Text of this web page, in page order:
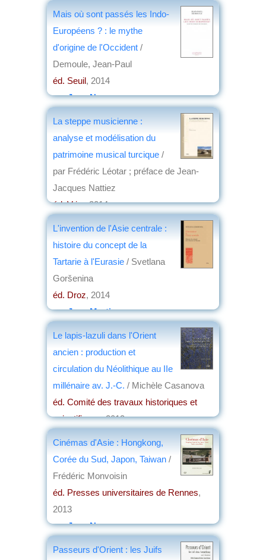
Mais où sont passés les Indo-
Européens ? : le mythe
d'origine de l'Occident /
Demoule, Jean-Paul
éd. Seuil, 2014
parJean Nemo
La steppe musicienne :
analyse et modélisation du
patrimoine musical turcique /
par Frédéric Léotar ; préface de Jean-
Jacques Nattiez
éd. Vrin, 2014
L'invention de l'Asie centrale :
histoire du concept de la
Tartarie à l'Eurasie / Svetlana
Goršenina
éd. Droz, 2014
parJean Martin
Le lapis-lazuli dans l'Orient
ancien : production et
circulation du Néolithique au IIe
millénaire av. J.-C. / Michèle Casanova
éd. Comité des travaux historiques et
scientifiques, 2013
Cinémas d'Asie : Hongkong,
Corée du Sud, Japon, Taiwan /
Frédéric Monvoisin
éd. Presses universitaires de Rennes,
2013
parJean Nemo
Passeurs d'Orient : les Juifs